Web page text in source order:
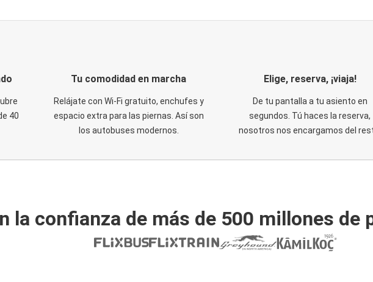
40
Tu comodidad en marcha
Relájate con Wi-Fi gratuito, enchufes y
espacio extra para las piernas. Así son
los autobuses modernos.
Elige, reserva, ¡viaja!
De tu pantalla a tu asiento en
segundos. Tú haces la reserva,
nosotros nos encargamos del
la confianza de más de 500 millones de